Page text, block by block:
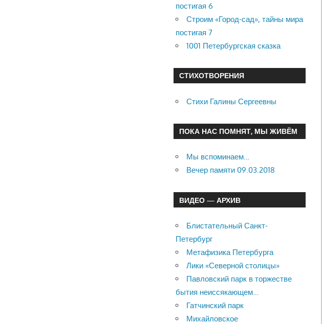
постигая 6
Строим «Город-сад», тайны мира
постигая 7
1001 Петербургская сказка
СТИХОТВОРЕНИЯ
Стихи Галины Сергеевны
ПОКА НАС ПОМНЯТ, МЫ ЖИВЁМ
Мы вспоминаем…
Вечер памяти 09.03.2018
ВИДЕО — АРХИВ
Блистательный Санкт-
Петербург
Метафизика Петербурга
Лики «Северной столицы»
Павловский парк в торжестве
бытия неиссякающем…
Гатчинский парк
Михайловское